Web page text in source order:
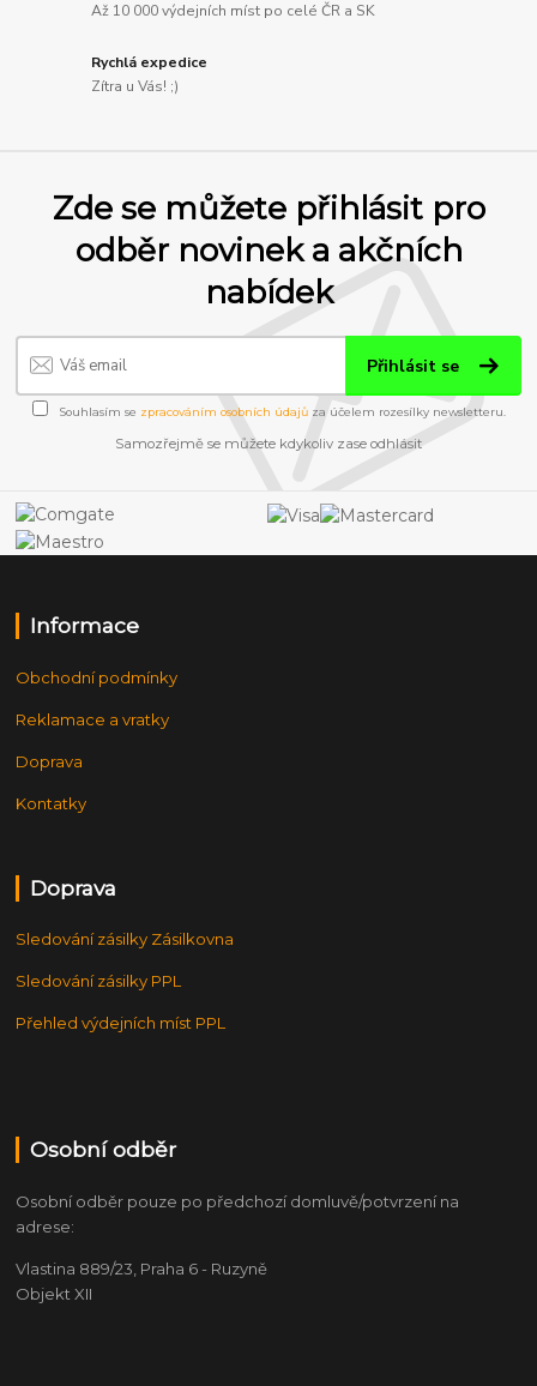
Až 10 000 výdejních míst po celé ČR a SK
Rychlá expedice
Zítra u Vás! ;)
Zde se můžete přihlásit pro
odběr novinek a akčních
nabídek
Přihlásit se
Souhlasím se zpracováním osobních údajůza účelem rozesílky newsletteru.
Samozřejmě se můžete kdykoliv zase odhlásit
Informace
Obchodní podmínky
Reklamace a vratky
Doprava
Kontatky
Doprava
Sledování zásilky Zásilkovna
Sledování zásilky PPL
Přehled výdejních míst PPL
Osobní odběr
Osobní odběr pouze po předchozí domluvě/potvrzení na
adrese:
Vlastina 889/23, Praha 6 - Ruzyně
Objekt XII